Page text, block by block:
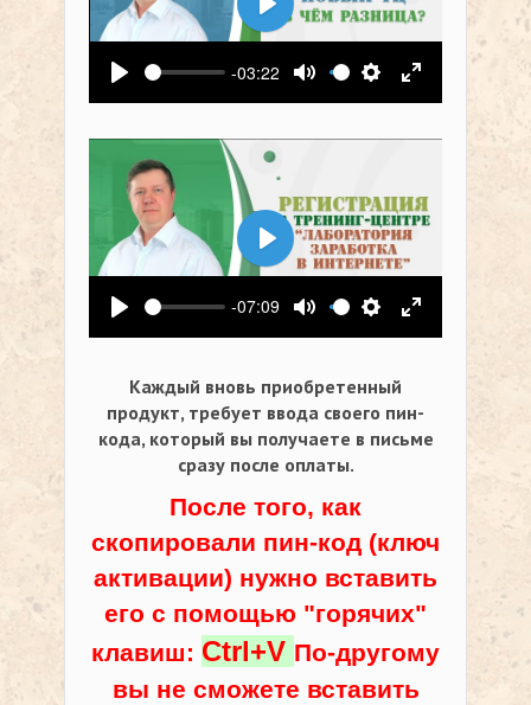
Воспроизвести
-03:22
Выключить звук
Настройки
На весь
Воспроизвести
Воспроизвести
-07:09
Выключить звук
Настройки
На весь
Воспроизвести
Каждый вновь приобретенный
продукт, требует ввода своего пин-
кода, который вы получаете в письме
сразу после оплаты.
После того, как
скопировали пин-код (ключ
активации) нужно вставить
его с помощью "горячих"
клавиш: Ctrl+V По-другому
вы не сможете вставить